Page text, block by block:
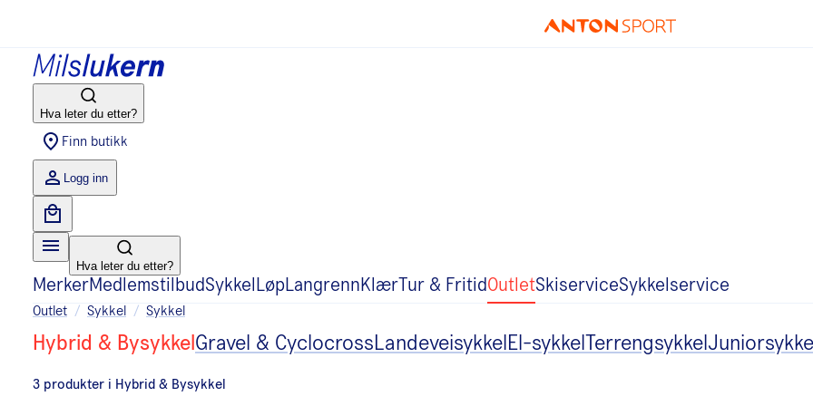
Hva leter du etter?
Finn butikk
Logg inn
Hva leter du etter?
MerkerMedlemstilbudSykkel LøpLangrennKlærTur & FritidOutletSkiserviceSykkelservice
Outlet / Sykkel / Sykkel
Hybrid & Bysykkel Gravel & CyclocrossLandeveisykkel El-sykkel Terrengsykkel
3 produkter i Hybrid & Bysykkel